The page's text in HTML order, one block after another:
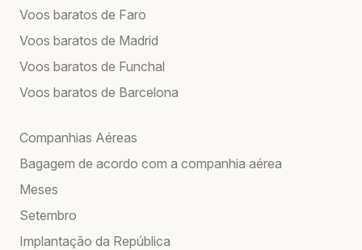
Voos baratos de Faro
Voos baratos de Madrid
Voos baratos de Funchal
Voos baratos de Barcelona
Companhias Aéreas
Bagagem de acordo com a companhia aérea
Meses
Setembro
Implantação da República